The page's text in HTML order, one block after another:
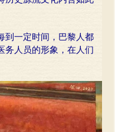
到一定时间，巴黎人都
务人员的形象，在人们